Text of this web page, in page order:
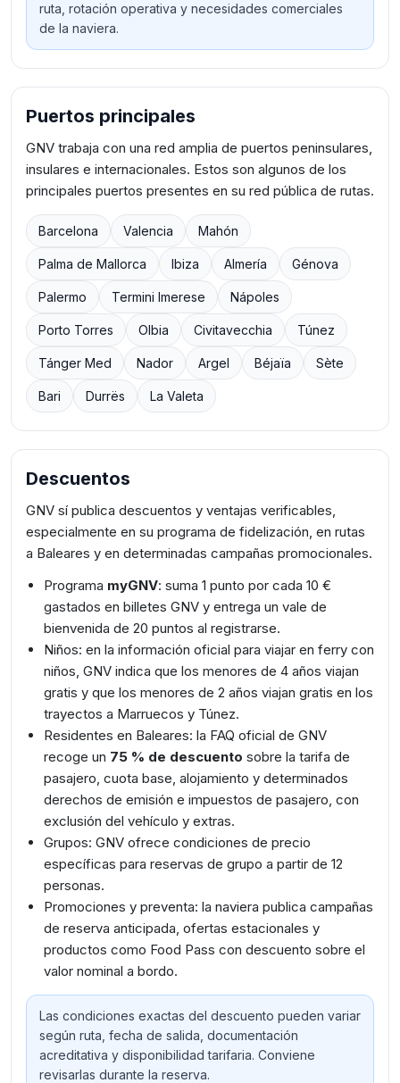
ruta, rotación operativa y necesidades comerciales
de la naviera.
Puertos principales
GNV trabaja con una red amplia de puertos peninsulares,
insulares e internacionales. Estos son algunos de los
principales puertos presentes en su red pública de rutas.
Barcelona Valencia Mahón
Palma de Mallorca Ibiza Almería Génova
Palermo Termini Imerese Nápoles
Porto Torres Olbia Civitavecchia Túnez
Tánger Med Nador Argel Béjaïa Sète
Bari Durrës La Valeta
Descuentos
GNV sí publica descuentos y ventajas verificables,
especialmente en su programa de fidelización, en rutas
a Baleares y en determinadas campañas promocionales.
Programa myGNV: suma 1 punto por cada 10 €
gastados en billetes GNV y entrega un vale de
bienvenida de 20 puntos al registrarse.
Niños: en la información oficial para viajar en ferry con
niños, GNV indica que los menores de 4 años viajan
gratis y que los menores de 2 años viajan gratis en los
trayectos a Marruecos y Túnez.
Residentes en Baleares: la FAQ oficial de GNV
recoge un 75 % de descuento sobre la tarifa de
pasajero, cuota base, alojamiento y determinados
derechos de emisión e impuestos de pasajero, con
exclusión del vehículo y extras.
Grupos: GNV ofrece condiciones de precio
específicas para reservas de grupo a partir de 12
personas.
Promociones y preventa: la naviera publica campañas
de reserva anticipada, ofertas estacionales y
productos como Food Pass con descuento sobre el
valor nominal a bordo.
Las condiciones exactas del descuento pueden variar
según ruta, fecha de salida, documentación
acreditativa y disponibilidad tarifaria. Conviene
revisarlas durante la reserva.